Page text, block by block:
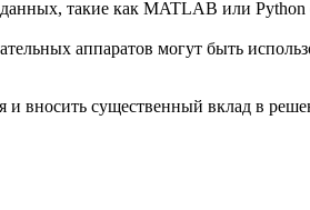
такие как MATLAB или
аппаратов могут быть
вносить существенный вклад в